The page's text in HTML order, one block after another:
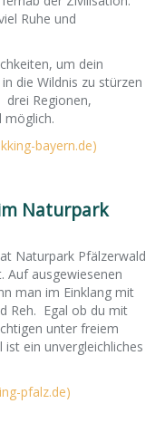
Ruhe und
um dein
die Wildnis zu stürzen
Regionen,
möglich.
bayern.de)
Naturpark
Naturpark Pfälzerwald
Auf ausgewiesenen
man im Einklang mit
Reh. Egal ob du mit
unter freiem
ein unvergleichliches
pfalz.de)